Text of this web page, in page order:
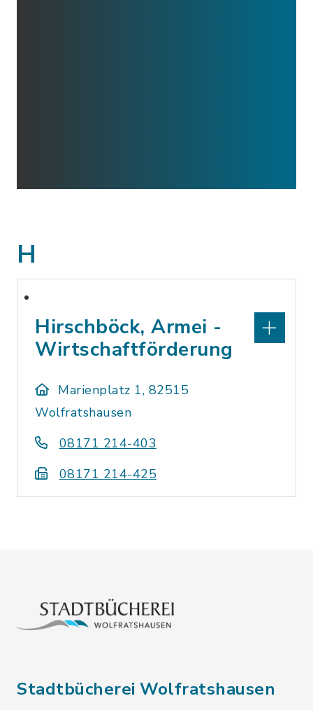
H
Hirschböck, Armei -
Wirtschaftförderung
Marienplatz 1, 82515
Wolfratshausen
08171 214-403
08171 214-425
Stadtbücherei Wolfratshausen